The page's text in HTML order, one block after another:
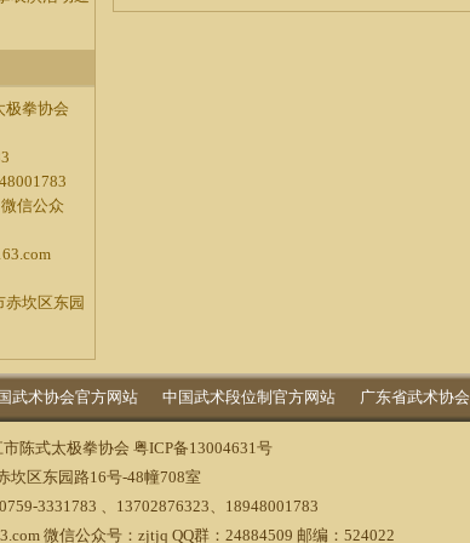
极拳协会
信公众
赤坎区东园
武术协会官方网站 中国武术段位制官方网站 广东省武术协会
陈式太极拳协会 粤ICP备13004631号
坎区东园路16号-48幢708室
3331783 、13702876323、18948001783
微信公众号：zjtjq QQ群：24884509 邮编：524022